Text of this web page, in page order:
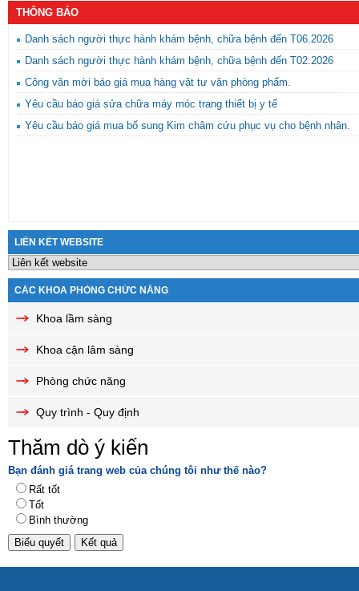
THÔNG BÁO
Danh sách người thực hành khám bệnh, chữa bệnh đến T06.2026
Danh sách người thực hành khám bệnh, chữa bệnh đến T02.2026
Công văn mời báo giá mua hàng vật tư văn phòng phẩm.
Yêu cầu báo giá sửa chữa máy móc trang thiết bị y tế
Yêu cầu báo giá mua bổ sung Kim châm cứu phục vụ cho bệnh nhân.
LIÊN KẾT WEBSITE
CÁC KHOA PHÒNG CHỨC NĂNG
Khoa lầm sàng
Khoa cận lâm sàng
Phòng chức năng
Quy trình - Quy định
Thăm dò ý kiến
Bạn đánh giá trang web của chúng tôi như thế nào?
Rất tốt
Tốt
Bình thường